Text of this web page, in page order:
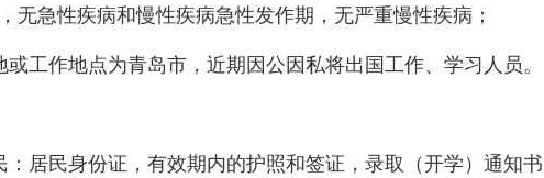
无急性疾病和慢性疾病急性发作期，无严重慢性疾病；
工作地点为青岛市，近期因公因私将出国工作、学习人员。
：居民身份证，有效期内的护照和签证，录取（开学）通知书